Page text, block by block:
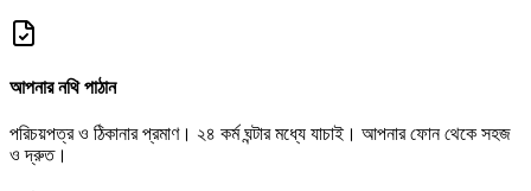
আপনার নথি পাঠান
পরিচয়পত্র ও ঠিকানার প্রমাণ। ২৪ কর্ম ঘন্টার মধ্যে যাচাই। আপনার ফোন থেকে সহজ
ও দ্রুত।